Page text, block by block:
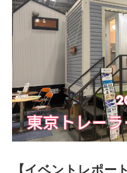
【イベントレポー